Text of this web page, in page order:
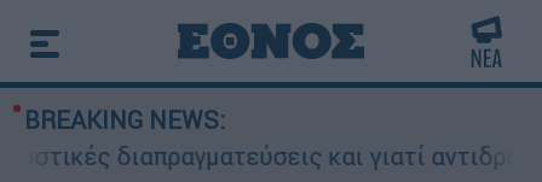
BREAKING NEWS:
και γιατί αντιδρούν οι ΗΠΑ